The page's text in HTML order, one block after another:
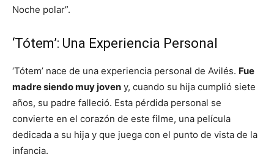
Noche polar”.
‘Tótem’: Una Experiencia Personal
‘Tótem’ nace de una experiencia personal de Avilés. Fue
madre siendo muy joven y, cuando su hija cumplió siete
años, su padre falleció. Esta pérdida personal se
convierte en el corazón de este filme, una película
dedicada a su hija y que juega con el punto de vista de la
infancia.